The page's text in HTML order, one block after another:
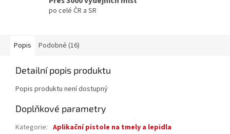
po celé ČR a SR
Popis Podobné (16)
Detailní popis produktu
Popis produktu není dostupný
Doplňkové parametry
Kategorie: Aplikační pistole na tmely a lepidla